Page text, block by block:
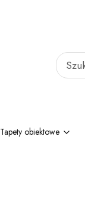
Tapety obiektowe